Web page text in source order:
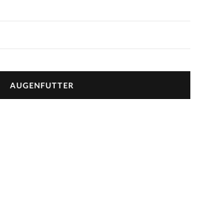
AUGENFUTTER